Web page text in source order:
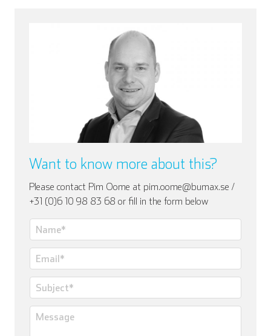
Want to know more about this?
Please contact Pim Oome at pim.oome@bumax.se /
+31 (0)6 10 98 83 68 or fill in the form below